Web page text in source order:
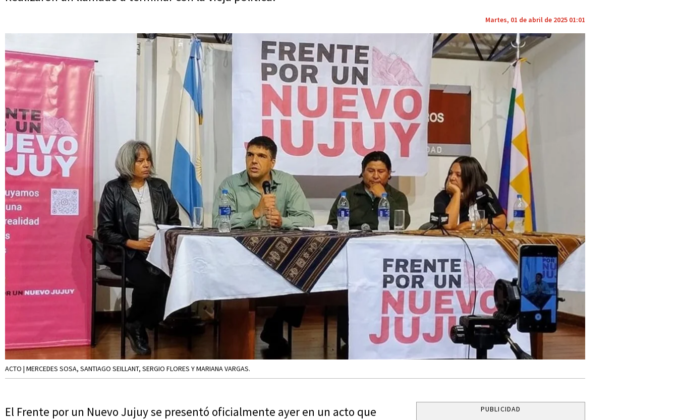
Martes, 01 de abril de 2025 01:01
ACTO | MERCEDES SOSA, SANTIAGO SEILLANT, SERGIO FLORES Y MARIANA VARGAS.
El Frente por un Nuevo Jujuy se presentó oficialmente ayer en un acto que
PUBLICIDAD